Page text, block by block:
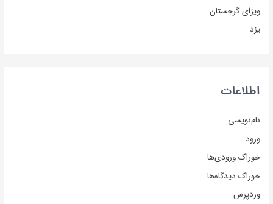
ویزای گرجستان
یزد
اطلاعات
نام‌نویسی
ورود
خوراک ورودی‌ها
خوراک دیدگاه‌ها
وردپرس